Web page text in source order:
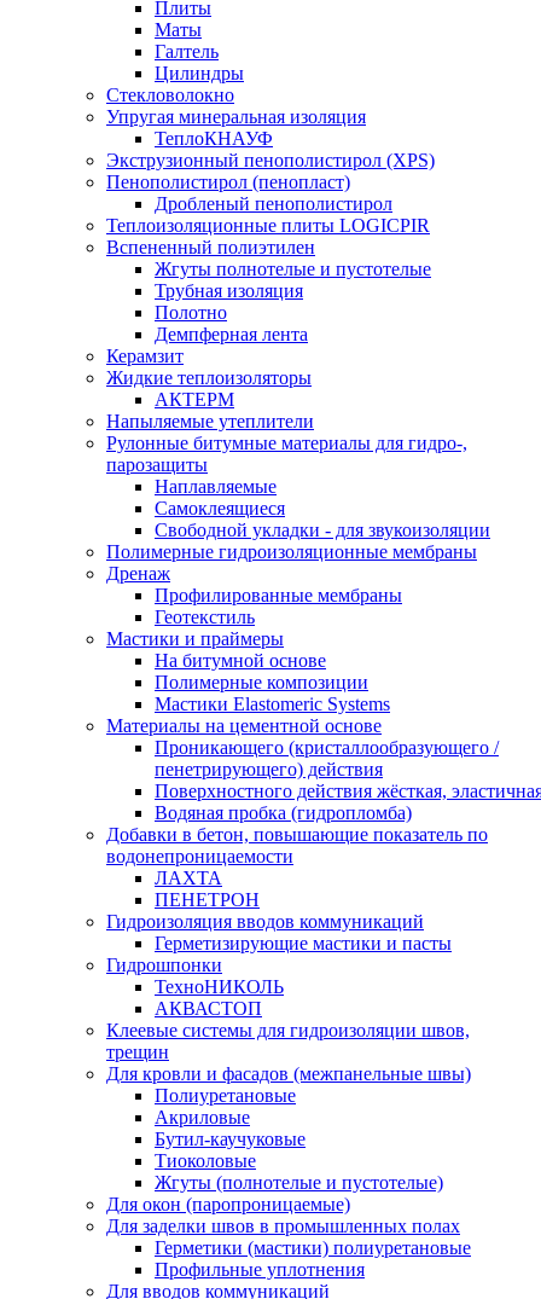
Плиты
Маты
Галтель
Цилиндры
Стекловолокно
Упругая минеральная изоляция
ТеплоКНАУФ
Экструзионный пенополистирол (XPS)
Пенополистирол (пенопласт)
Дробленый пенополистирол
Теплоизоляционные плиты LOGICPIR
Вспененный полиэтилен
Жгуты полнотелые и пустотелые
Трубная изоляция
Полотно
Демпферная лента
Керамзит
Жидкие теплоизоляторы
АКТЕРМ
Напыляемые утеплители
Рулонные битумные материалы для гидро-,
парозащиты
Наплавляемые
Самоклеящиеся
Свободной укладки - для звукоизоляции
Полимерные гидроизоляционные мембраны
Дренаж
Профилированные мембраны
Геотекстиль
Мастики и праймеры
На битумной основе
Полимерные композиции
Мастики Elastomeric Systems
Материалы на цементной основе
Проникающего (кристаллообразующего /
пенетрирующего) действия
Поверхностного действия жёсткая,
Водяная пробка (гидропломба)
Добавки в бетон, повышающие показатель по
водонепроницаемости
ЛАХТА
ПЕНЕТРОН
Гидроизоляция вводов коммуникаций
Герметизирующие мастики и пасты
Гидрошпонки
ТехноНИКОЛЬ
АКВАСТОП
Клеевые системы для гидроизоляции швов,
трещин
Для кровли и фасадов (межпанельные швы)
Полиуретановые
Акриловые
Бутил-каучуковые
Тиоколовые
Жгуты (полнотелые и пустотелые)
Для окон (паропроницаемые)
Для заделки швов в промышленных полах
Герметики (мастики) полиуретановые
Профильные уплотнения
Для вводов коммуникаций